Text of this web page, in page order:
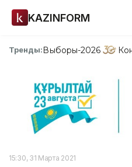
KAZINFORM
Тренды:Выборы-2026
15:30, 31 Марта 2021